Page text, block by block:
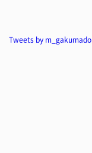
Tweets by m_gakumado